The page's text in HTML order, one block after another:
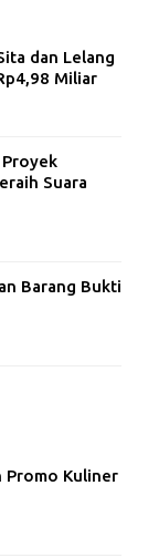
dan Lelang
Miliar
Proyek
Suara
Barang Bukti
Promo Kuliner